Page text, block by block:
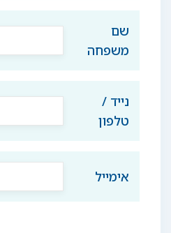
שם
משפחה
נייד /
טלפון
אימייל